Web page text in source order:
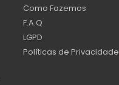
Como Fazemos
F.A.Q
LGPD
Políticas de Privacidade